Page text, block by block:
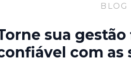
BLOG
sua
com as